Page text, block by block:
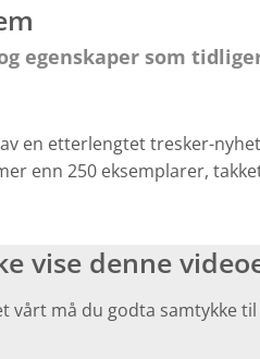
egenskaper som
en etterlengtet tresker-
enn 250 eksemplarer, takket
vise denne
vårt må du godta samtykke